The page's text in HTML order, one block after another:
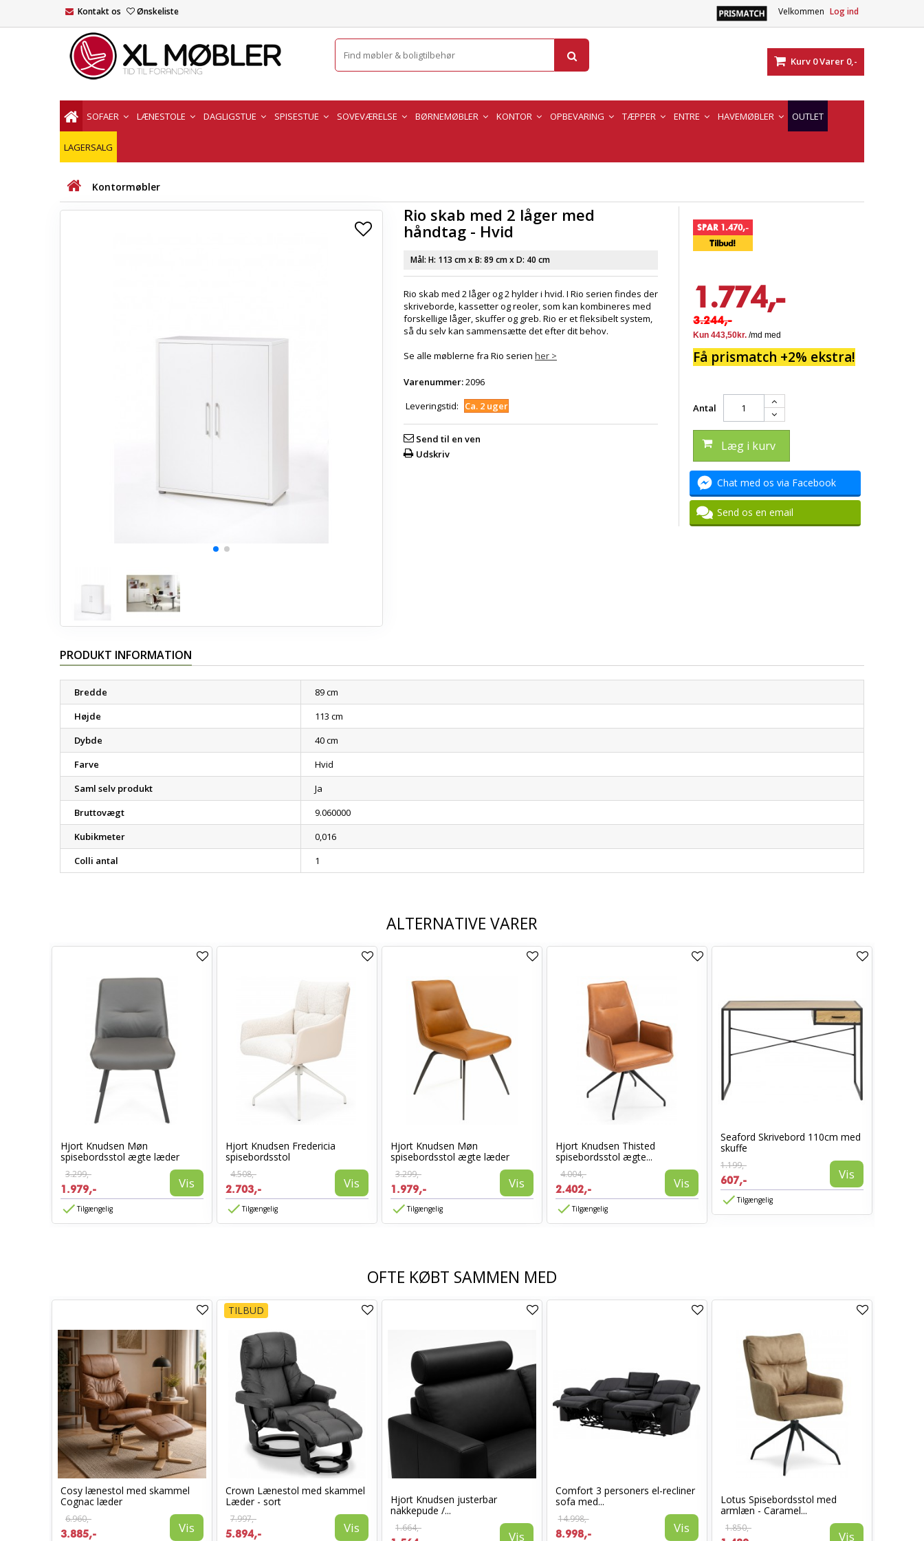
Velkommen Log ind
Kontakt os Ønskeliste
Kurv 0Varer 0,-
SOFAER LÆNESTOLE DAGLIGSTUE SPISESTUE SOVEVÆRELSE BØRNEMØBLER KONTOR OPBEVARING TÆPPER ENTRE HAVEMØBLER OUTLET
LAGERSALG
Kontormøbler
Rio skab med 2 låger med
håndtag - Hvid
Mål: H: 113 cmx B: 89 cmx D: 40 cm
Rio skab med 2 låger og 2 hylder i hvid. I Rio serien findes der
skriveborde, kassetter og reoler, som kan kombineres med
forskellige låger, skuffer og greb. Rio er et fleksibelt system,
så du selv kan sammensætte det efter dit behov.
Se alle møblerne fra Rio serien her >
Varenummer:2096
Leveringstid:
Ca. 2 uger
Send til en ven
Udskriv
SPAR 1.470,-
Tilbud!
1.774,-
3.244,-
Få prismatch +2% ekstra!
Antal
Læg i kurv
Chat med os via Facebook
Send os en email
PRODUKT INFORMATION
Bredde
89 cm
Højde
113 cm
Dybde
40 cm
Farve
Hvid
Saml selv produkt
Ja
Bruttovægt
9.060000
Kubikmeter
0,016
Colli antal
1
ALTERNATIVE VARER
Hjort Knudsen Møn
spisebordsstol ægte læder
3.299,-
1.979,- Vis
Tilgængelig
Hjort Knudsen Fredericia
spisebordsstol
4.508,-
2.703,- Vis
Tilgængelig
Hjort Knudsen Møn
spisebordsstol ægte læder
3.299,-
1.979,- Vis
Tilgængelig
Hjort Knudsen Thisted
spisebordsstol ægte...
4.004,-
2.402,- Vis
Tilgængelig
Seaford Skrivebord 110cm med
skuffe
1.199,-
607,- Vis
Tilgængelig
OFTE KØBT SAMMEN MED
Cosy lænestol med skammel
Cognac læder
6.960,-
3.885,- Vis
TILBUD
Crown Lænestol med skammel
Læder - sort
7.997,-
5.894,- Vis
Hjort Knudsen justerbar
nakkepude /...
1.664,-
Vis
Comfort 3 personers el-recliner
sofa med...
14.998,-
8.998,- Vis
Lotus Spisebordsstol med
armlæn - Caramel...
1.850,-
Vis